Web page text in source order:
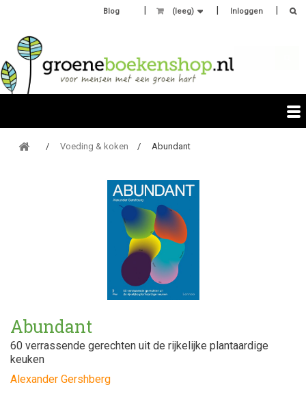
Inloggen
(leeg)
Blog
Voeding & koken Abundant
Abundant
60 verrassende gerechten uit de rijkelijke plantaardige
keuken
Alexander Gershberg